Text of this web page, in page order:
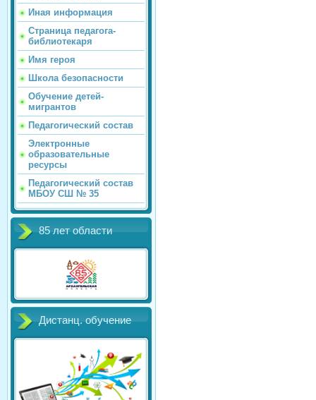
Иная информация
Страница педагога-
библиотекаря
Имя героя
Школа безопасности
Обучение детей-
мигрантов
Педагогический состав
Электронные
образовательные
ресурсы
Педагогический состав
МБОУ СШ № 35
85 лет области
Дистанц. обучение